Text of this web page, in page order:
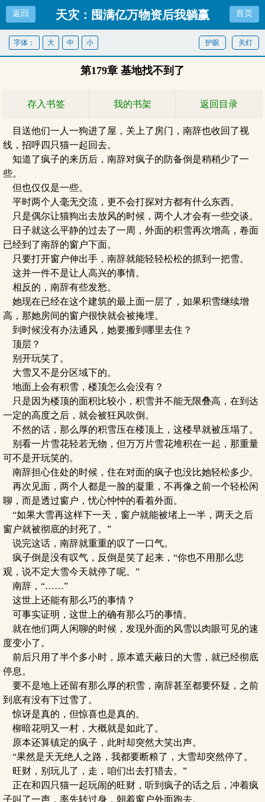
返回 天灾：囤满亿万物资后我躺赢 首页
关灯
护眼
字体： 大 中 小
第179章 基地找不到了
存入书签 我的书架 返回目录
目送他们一人一狗进了屋，关上了房门，南辞也收回了视
线，招呼四只猫一起回去。
知道了疯子的来历后，南辞对疯子的防备倒是稍稍少了一
些。
但也仅仅是一些。
平时两个人毫无交流，更不会打探对方都有什么东西。
只是偶尔让猫狗出去放风的时候，两个人才会有一些交谈。
日子就这么平静的过去了一周，外面的积雪再次增高，卷面
已经到了南辞的窗户下面。
只要打开窗户伸出手，南辞就能轻轻松松的抓到一把雪。
这并一件不是让人高兴的事情。
相反的，南辞有些发愁。
她现在已经在这个建筑的最上面一层了，如果积雪继续增
高，那她房间的窗户很快就会被掩埋。
到时候没有办法通风，她要搬到哪里去住？
顶层？
别开玩笑了。
大雪又不是分区域下的。
地面上会有积雪，楼顶怎么会没有？
只是因为楼顶的面积比较小，积雪并不能无限叠高，在到达
一定的高度之后，就会被狂风吹倒。
不然的话，那么厚的积雪压在楼顶上，这楼早就被压塌了。
别看一片雪花轻若无物，但万万片雪花堆积在一起，那重量
可不是开玩笑的。
南辞担心住处的时候，住在对面的疯子也没比她轻松多少。
再次见面，两个人都是一脸的凝重，不再像之前一个轻松闲
聊，而是透过窗户，忧心忡忡的看着外面。
“如果大雪再这样下一天，窗户就能被堵上一半，两天之后
窗户就被彻底的封死了。”
说完这话，南辞就重重的叹了一口气。
疯子倒是没有叹气，反倒是笑了起来，“你也不用那么悲
观，说不定大雪今天就停了呢。”
南辞，“……”
这世上还能有那么巧的事情？
可事实证明，这世上的确有那么巧的事情。
就在他们两人闲聊的时候，发现外面的风雪以肉眼可见的速
度变小了。
前后只用了半个多小时，原本遮天蔽日的大雪，就已经彻底
停息。
要不是地上还留有那么厚的积雪，南辞甚至都要怀疑，之前
到底有没有下过雪了。
惊讶是真的，但惊喜也是真的。
柳暗花明又一村，大概就是如此了。
原本还算镇定的疯子，此时却突然大笑出声。
“果然是天无绝人之路，我都要断粮了，大雪却突然停了。
旺财，别玩儿了，走，咱们出去打猎去。”
正在和四只猫一起玩闹的旺财，听到疯子的话之后，冲着疯
子叫了一声，率先转过身，朝着窗户外面跑去。